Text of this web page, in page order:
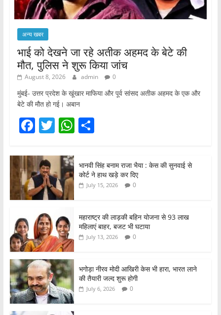
अन्य खबर
भाई को देखने जा रहे अतीक अहमद के बेटे की
मौत, पुलिस ने शुरू किया जांच
August 8, 2026 admin 0
मुंबई- उत्तर प्रदेश के खूंखार माफिया और पूर्व सांसद अतीक अहमद के एक और
बेटे की मौत हो गई। अबान
F
c
e
b
o
o
k
T
itt
er
W
s
A
p
S
ar
e
भानवी सिंह बनाम राजा भैया : केस की सुनवाई से
कोर्ट ने हाथ खड़े कर दिए
July 15, 2026 0
महाराष्ट्र की लाड़की बहिन योजना से 93 लाख
महिलाएं बाहर, बजट भी घटाया
July 13, 2026 0
भगोड़ा नीरव मोदी आखिरी केस भी हारा, भारत लाने
की तैयारी जल्द शुरू होगी
July 6, 2026 0